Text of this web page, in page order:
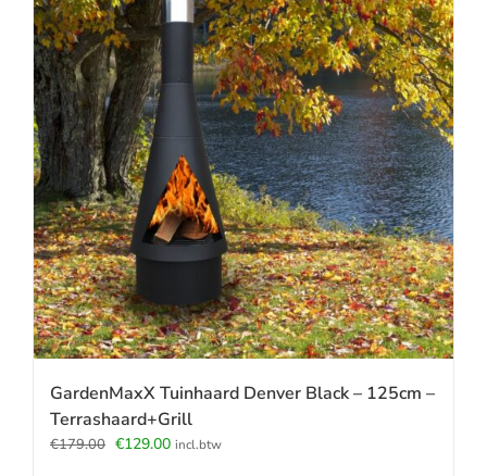
GardenMaxX Tuinhaard Denver Black – 125cm –
Terrashaard+Grill
€179.00 Oorspronkelijke
€129.00Huidige
incl.btw